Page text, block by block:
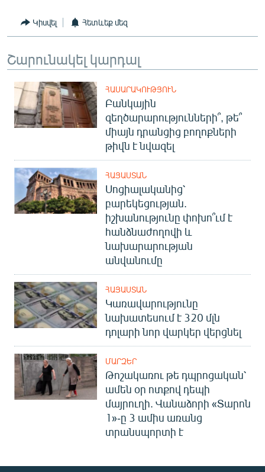
Կիսվել Հետևեք մեզ
Շարունակել կարդալ
ՀԱՍԱՐԱԿՈՒԹՅՈՒՆ
Բանկային
զեղծարարությունների՞, թե՞
միայն դրանցից բողոքների
թիվն է նվազել
ՀԱՅԱՍՏԱՆ
Սոցիալականից՝
բարեկեցության.
իշխանությունը փոխո՞ւմ է
հանձնաժողովի և
նախարարության
անվանումը
ՀԱՅԱՍՏԱՆ
Կառավարությունը
նախատեսում է 320 մլն
դոլարի նոր վարկեր վերցնել
ՄԱՐԶԵՐ
Թոշակառու թե դպրոցական՝
ամեն օր ոտքով դեպի
մայրուղի. Վանաձորի «Տարոն
1»-ը 3 ամիս առանց
տրանսպորտի է